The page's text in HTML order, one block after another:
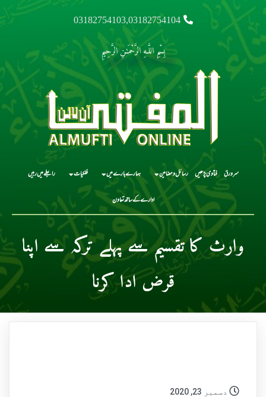
03182754103,03182754104
بِسْمِ اللَّـهِ الرَّحْمَـٰنِ الرَّحِيمِ
سرورق فتاوی پڑھیں رسائل و مضامین ہمارے بارے میں فلکیات رابطے میں رہیں
ادارے کے ساتھ تعاون
وارث کا تقسیم سے پہلے ترکہ سے اپنا
قرض ادا کرنا
دسمبر 23, 2020